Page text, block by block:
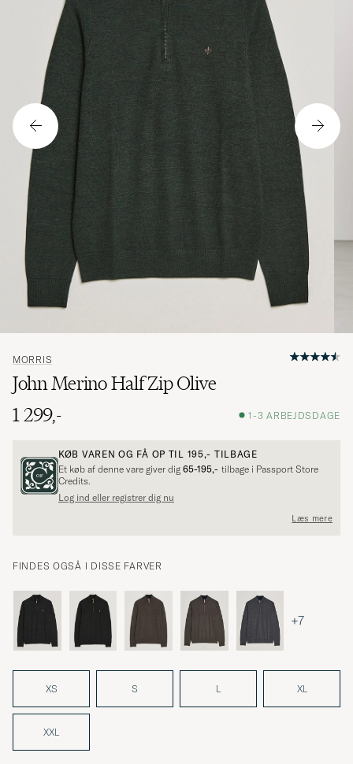
MORRIS
John Merino Half Zip Olive
1 299,-
1-3 ARBEJDSDAGE
KØB VAREN OG FÅ OP TIL 195,- TILBAGE
Et køb af denne vare giver dig 65-195,- tilbage i Passport Store
Credits.
Log ind eller registrer dig nu
Læs mere
FINDES OGSÅ I DISSE FARVER
+7
XS S L XL
XXL